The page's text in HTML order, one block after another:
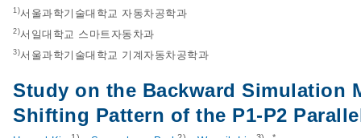
1)서울과학기술대학교 자동차공학과
2)서일대학교 스마트자동차과
3)서울과학기술대학교 기계자동차공학과
Study on the Backward Simulation
Shifting Pattern of the P1-P2